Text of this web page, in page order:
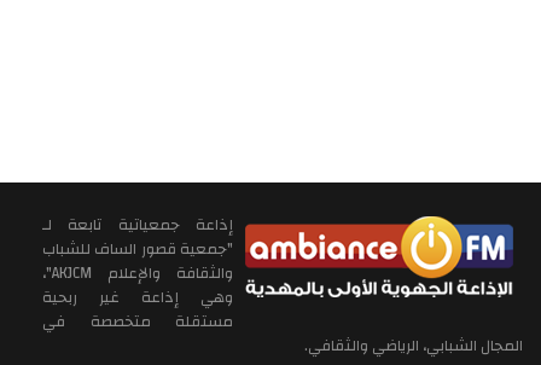
إذاعة جمعياتية تابعة لـ
"جمعية قصور الساف للشباب
والثقافة والإعلام AKJCM"،
وهي إذاعة غير ربحية
مستقلة متخصصة في
المجال الشبابي، الرياضي والثقافي.